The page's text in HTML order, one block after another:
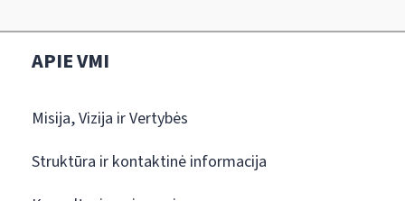
APIE VMI
Misija, Vizija ir Vertybės
Struktūra ir kontaktinė informacija